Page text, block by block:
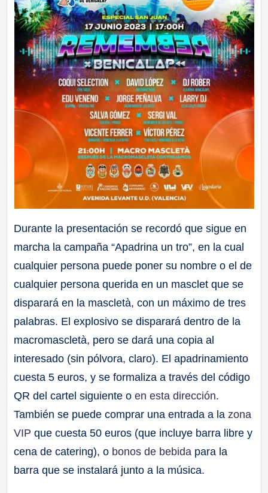
Durante la presentación se recordó que sigue en
marcha la campaña “Apadrina un tro”, en la cual
cualquier persona puede poner su nombre o el de
cualquier persona querida en un masclet que se
disparará en la mascletà, con un máximo de tres
palabras. El explosivo se disparará dentro de la
macromascletà, pero se dará una copia al
interesado (sin pólvora, claro). El apadrinamiento
cuesta 5 euros, y se formaliza a través del código
QR del cartel siguiente oen esta dirección.
También se puede comprar una entrada a lazona
VIP que cuesta 50 euros (que incluye barra libre y
cena de catering), o bonos de bebida para la
barra que se instalará junto a la música.